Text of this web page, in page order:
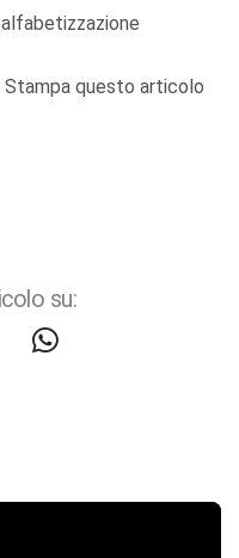
Stampa questo articolo
su: